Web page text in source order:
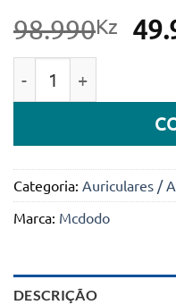
98.990Kz
O
Categoria: Auriculares /
Marca: Mcdodo
DESCRIÇÃO